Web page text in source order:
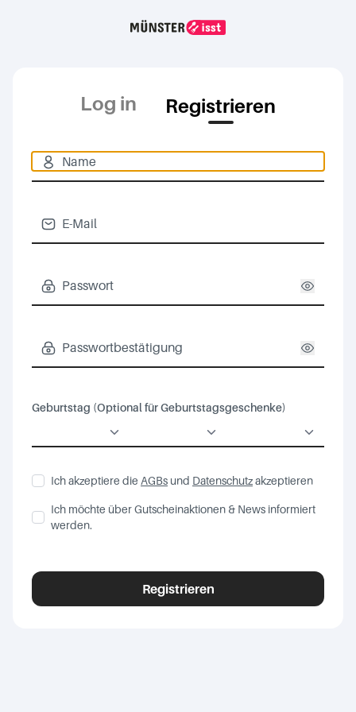
Log in Registrieren
Geburtstag (Optional für Geburtstagsgeschenke)
Ich akzeptiere die AGBs und Datenschutzakzeptieren
Ich möchte über Gutscheinaktionen & News informiert
werden.
Registrieren